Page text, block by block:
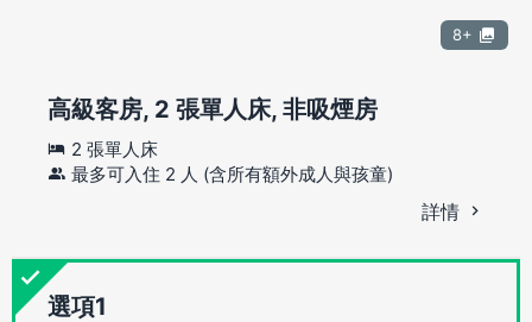
8+
高級客房, 2 張單人床, 非吸煙房
2 張單人床
最多可入住 2 人 (含所有額外成人與孩童)
詳情
選項